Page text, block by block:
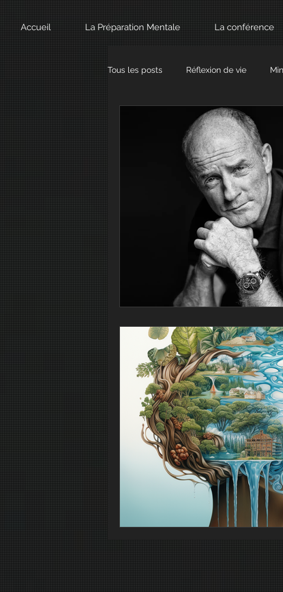
Accueil La Préparation Mentale La conférence
Tous les posts Réflexion de vie